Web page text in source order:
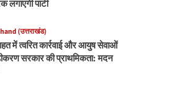
लगाएगी पार्टी
(उत्तराखंड)
में त्वरित कार्रवाई और आयुष सेवाओं
सरकार की प्राथमिकता: मदन